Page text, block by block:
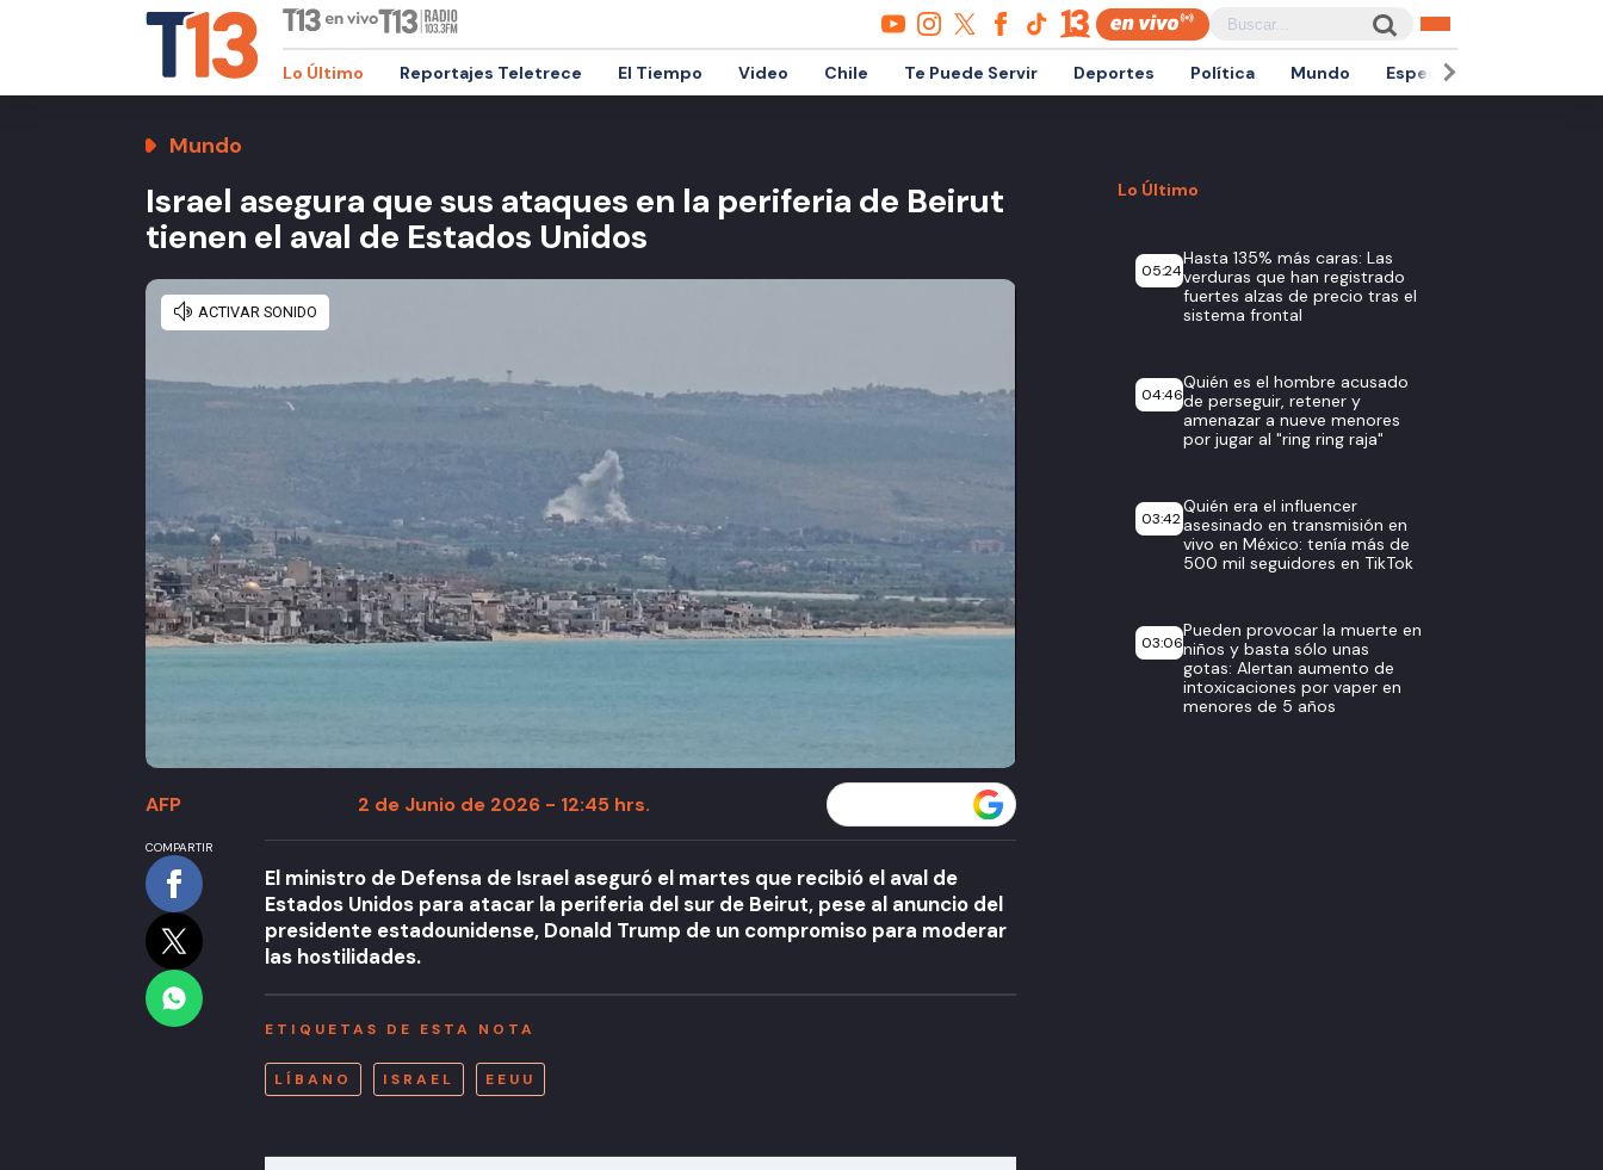
Lo Último Reportajes Teletrece El Tiempo Video Chile Te Puede Servir Deportes Política Mundo Espectáculos
Mundo
Israel asegura que sus ataques en la periferia de Beirut
tienen el aval de Estados Unidos
AFP 2 de Junio de 2026 - 12:45 hrs.
COMPARTIR
El ministro de Defensa de Israel aseguró el martes que recibió el aval de
Estados Unidos para atacar la periferia del sur de Beirut, pese al anuncio del
presidente estadounidense, Donald Trump de un compromiso para moderar
las hostilidades.
ETIQUETAS DE ESTA NOTA
LÍBANO ISRAEL EEUU
Lo Último
05:24
Hasta 135% más caras: Las
verduras que han registrado
fuertes alzas de precio tras el
sistema frontal
04:46
Quién es el hombre acusado
de perseguir, retener y
amenazar a nueve menores
por jugar al "ring ring raja"
03:42
Quién era el influencer
asesinado en transmisión en
vivo en México: tenía más de
500 mil seguidores en TikTok
03:06
Pueden provocar la muerte en
niños y basta sólo unas
gotas: Alertan aumento de
intoxicaciones por vaper en
menores de 5 años